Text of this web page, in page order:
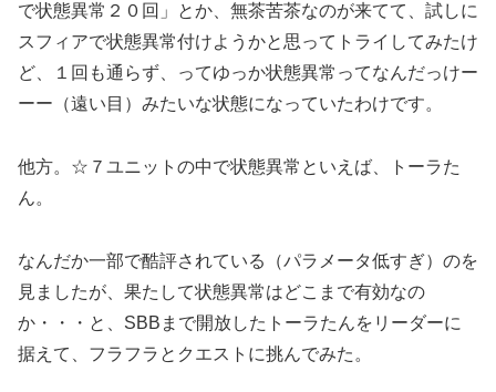
で状態異常２０回」とか、無茶苦茶なのが来てて、試しに
スフィアで状態異常付けようかと思ってトライしてみたけ
ど、１回も通らず、ってゆっか状態異常ってなんだっけー
ーー（遠い目）みたいな状態になっていたわけです。
他方。☆７ユニットの中で状態異常といえば、トーラた
ん。
なんだか一部で酷評されている（パラメータ低すぎ）のを
見ましたが、果たして状態異常はどこまで有効なの
か・・・と、SBBまで開放したトーラたんをリーダーに
据えて、フラフラとクエストに挑んでみた。